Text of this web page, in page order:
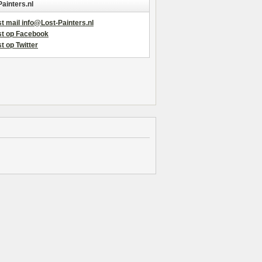
mail info@Lost-Painters.nl
op Facebook
op Twitter